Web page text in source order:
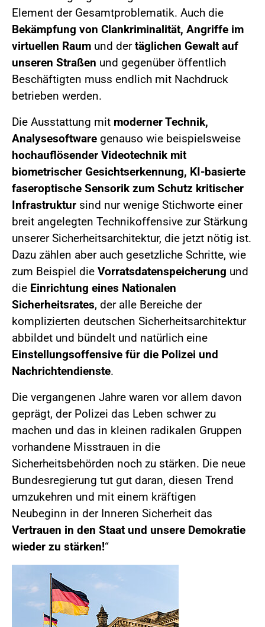
Element der Gesamtproblematik. Auch die
Bekämpfung von Clankriminalität, Angriffe im
virtuellen Raum und dertäglichen Gewalt auf
unseren Straßen und gegenüber öffentlich
Beschäftigten muss endlich mit Nachdruck
betrieben werden.
Die Ausstattung mit moderner Technik,
Analysesoftware genauso wie beispielsweise
hochauflösender Videotechnik mit
biometrischer Gesichtserkennung, KI-basierte
faseroptische Sensorik zum Schutz kritischer
Infrastruktur sind nur wenige Stichworte einer
breit angelegten Technikoffensive zur Stärkung
unserer Sicherheitsarchitektur, die jetzt nötig ist.
Dazu zählen aber auch gesetzliche Schritte, wie
zum Beispiel die Vorratsdatenspeicherung und
die Einrichtung eines Nationalen
Sicherheitsrates, der alle Bereiche der
komplizierten deutschen Sicherheitsarchitektur
abbildet und bündelt und natürlich eine
Einstellungsoffensive für die Polizei und
Nachrichtendienste.
Die vergangenen Jahre waren vor allem davon
geprägt, der Polizei das Leben schwer zu
machen und das in kleinen radikalen Gruppen
vorhandene Misstrauen in die
Sicherheitsbehörden noch zu stärken. Die neue
Bundesregierung tut gut daran, diesen Trend
umzukehren und mit einem kräftigen
Neubeginn in der Inneren Sicherheit das
Vertrauen in den Staat und unsere Demokratie
wieder zu stärken!“